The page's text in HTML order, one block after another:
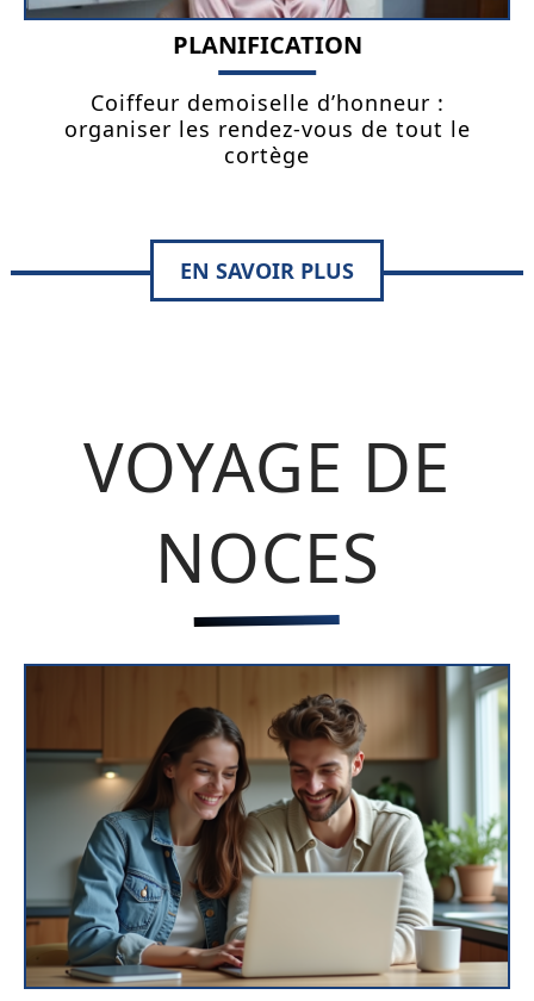
PLANIFICATION
Coiffeur demoiselle d’honneur :
organiser les rendez-vous de tout le
cortège
EN SAVOIR PLUS
VOYAGE DE
NOCES